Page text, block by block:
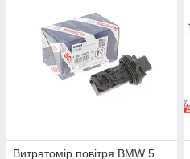
Витратомір повітря BMW 5